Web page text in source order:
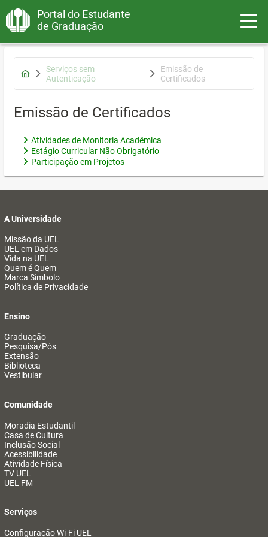
Portal do Estudante
de Graduação
Serviços sem
Autenticação
Emissão de
Certificados
Emissão de Certificados
Atividades de Monitoria Acadêmica
Estágio Curricular Não Obrigatório
Participação em Projetos
A Universidade
Missão da UEL
UEL em Dados
Vida na UEL
Quem é Quem
Marca Símbolo
Política de Privacidade
Ensino
Graduação
Pesquisa/Pós
Extensão
Biblioteca
Vestibular
Comunidade
Moradia Estudantil
Casa de Cultura
Inclusão Social
Acessibilidade
Atividade Física
TV UEL
UEL FM
Serviços
Configuração Wi-Fi UEL